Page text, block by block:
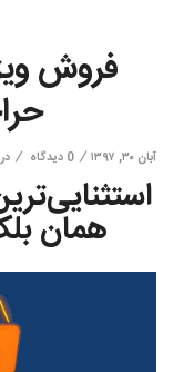
فروش
آبان ۳۰, ۱۳۹۷ / 0 دیدگاه / در
همان